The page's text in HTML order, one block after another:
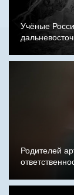
Учёные
Родителей